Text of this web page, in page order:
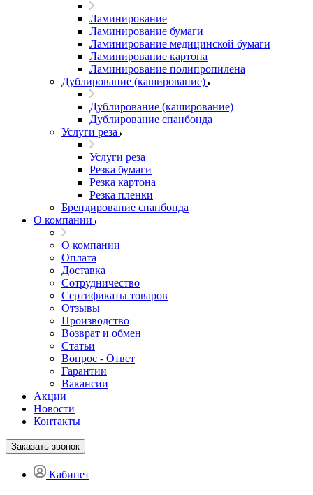
Ламинирование
Ламинирование бумаги
Ламинирование медицинской бумаги
Ламинирование картона
Ламинирование полипропилена
Дублирование (каширование)
Дублирование (каширование)
Дублирование спанбонда
Услуги реза
Услуги реза
Резка бумаги
Резка картона
Резка пленки
Брендирование спанбонда
О компании
О компании
Оплата
Доставка
Сотрудничество
Сертификаты товаров
Отзывы
Производство
Возврат и обмен
Статьи
Вопрос - Ответ
Гарантии
Вакансии
Акции
Новости
Контакты
Заказать звонок
Кабинет